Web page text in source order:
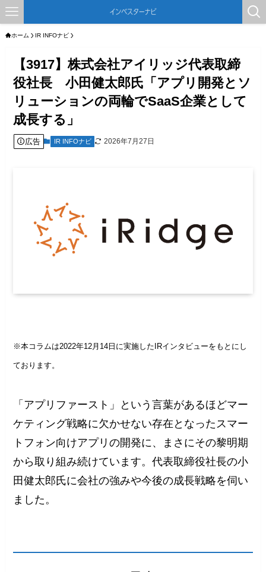
ホーム IR INFOナビ
【3917】株式会社アイリッジ代表取締
役社長 小田健太郎氏「アプリ開発とソ
リューションの両輪でSaaS企業として
成長する」
広告 IR INFOナビ 2026年7月27日
※本コラムは2022年12月14日に実施したIRインタビューをもとにし
ております。
「アプリファースト」という言葉があるほどマー
ケティング戦略に欠かせない存在となったスマー
トフォン向けアプリの開発に、まさにその黎明期
から取り組み続けています。代表取締役社長の小
田健太郎氏に会社の強みや今後の成長戦略を伺い
ました。